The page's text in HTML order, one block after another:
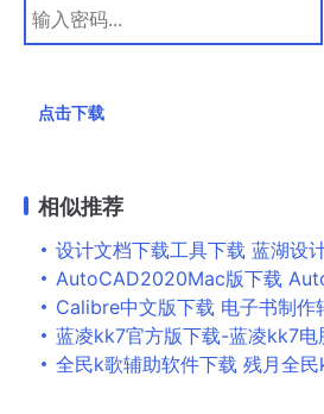
点击下载
相似推荐
设计文档下载工具下载 蓝湖设计文档下载软件(
AutoCAD2020Mac版下载 Autodesk AutoCAD 2020.2 for
Calibre中文版下载 电子书制作转换阅读
蓝凌kk7官方版下载-蓝凌kk7电
全民k歌辅助软件下载 残月全民k歌工具(刷